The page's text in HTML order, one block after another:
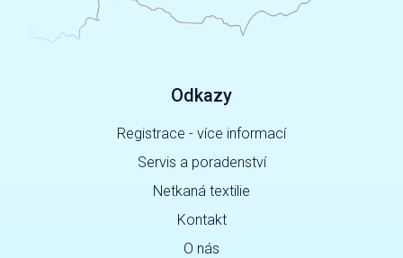
Odkazy
Registrace - více informací
Servis a poradenství
Netkaná textilie
Kontakt
O nás